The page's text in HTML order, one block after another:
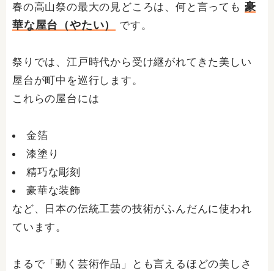
春の高山祭の最大の見どころは、何と言っても 豪
華な屋台（やたい）
です。
祭りでは、江戸時代から受け継がれてきた美しい
屋台が町中を巡行します。
これらの屋台には
金箔
漆塗り
精巧な彫刻
豪華な装飾
など、日本の伝統工芸の技術がふんだんに使われ
ています。
まるで「動く芸術作品」とも言えるほどの美しさ